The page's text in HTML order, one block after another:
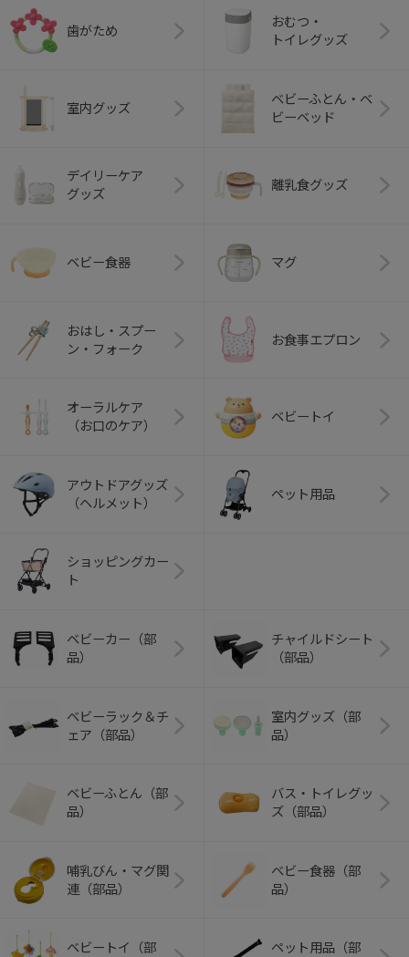
歯がため
おむつ・
トイレグッズ
室内グッズ
ベビーふとん・ベ
ビーベッド
デイリーケア
グッズ
離乳食グッズ
ベビー食器 マグ
おはし・スプー
ン・フォーク
お食事エプロン
オーラルケア
（お口のケア）
ベビートイ
アウトドアグッズ
（ヘルメット）
ペット用品
ショッピングカー
ト
ベビーカー（部
品）
チャイルドシート
（部品）
ベビーラック＆チ
ェア（部品）
室内グッズ（部
品）
ベビーふとん（部
品）
バス・トイレグッ
ズ（部品）
哺乳びん・マグ関
連（部品）
ベビー食器（部
品）
ベビートイ（部
ペット用品（部